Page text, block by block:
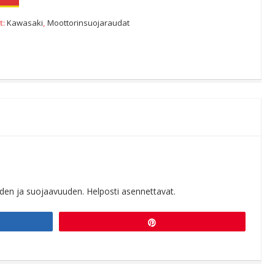
Kawasaki,Moottorinsuojaraudat
ja suojaavuuden. Helposti asennettavat.